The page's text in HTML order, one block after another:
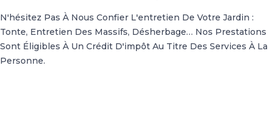
N'hésitez Pas À Nous Confier L'entretien De Votre Jardin :
Tonte, Entretien Des Massifs, Désherbage… Nos Prestations
Sont Éligibles À Un Crédit D'impôt Au Titre Des Services À La
Personne.